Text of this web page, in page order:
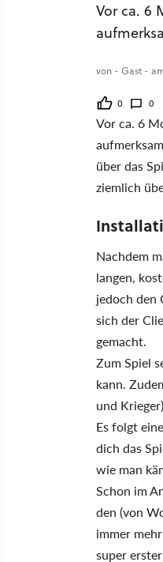
Vor ca. 6
von - Gast -
0 0
Vor ca. 6
über das
ziemlich
Nachdem
langen,
jedoch den
sich der
gemacht.
Zum Spiel
kann.
und
Es folgt
dich das
wie man
Schon im
den (von
immer
super